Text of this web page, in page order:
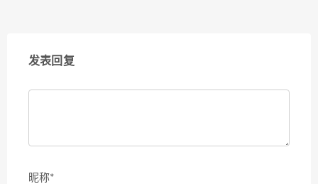
发表回复
昵称*